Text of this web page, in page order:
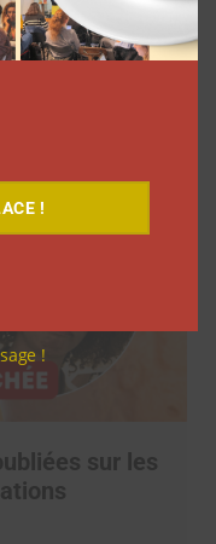
cet été sur
sur les
!
!